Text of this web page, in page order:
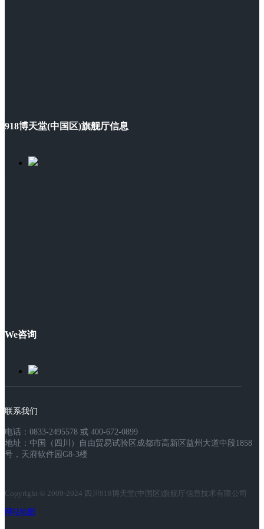
918博天堂(中国区)旗舰厅信息
We咨询
联系我们
电话：0833-2495578 或 400-672-0899
地址：中国（四川）自由贸易试验区成都市高新区益州大道中段1858
号，天府软件园G8-3楼
Copyright © 2009-2024 四川918博天堂(中国区)旗舰厅信息技术有限公司
网站地图